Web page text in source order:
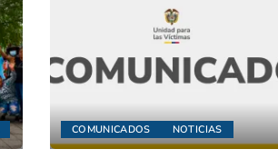
COMUNICADOS NOTICIAS